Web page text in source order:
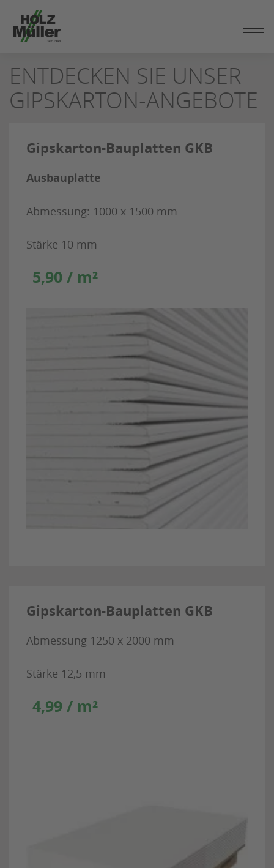
ZUM
SEITENINHALT
SPRINGEN
ENTDECKEN SIE UNSER
GIPSKARTON-ANGEBOTE
Gipskarton-Bauplatten GKB
Ausbauplatte
Abmessung: 1000 x 1500 mm
Stärke 10 mm
5,90 / m²
Gipskarton-Bauplatten GKB
Abmessung 1250 x 2000 mm
Stärke 12,5 mm
4,99 / m²